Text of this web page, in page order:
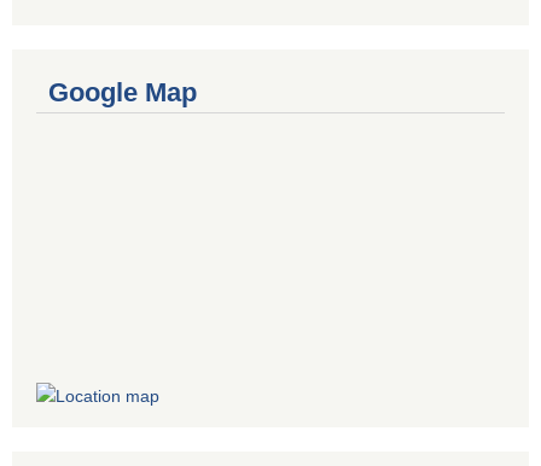
Google Map